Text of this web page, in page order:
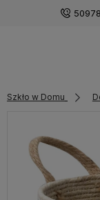
Szkło w Domu